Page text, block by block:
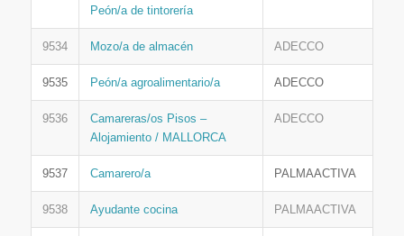
Peón/a de tintorería
9534 Mozo/a de almacén ADECCO
9535 Peón/a agroalimentario/a ADECCO
9536
Camareras/os Pisos –
Alojamiento / MALLORCA
ADECCO
9537 Camarero/a PALMAACTIVA
9538 Ayudante cocina PALMAACTIVA